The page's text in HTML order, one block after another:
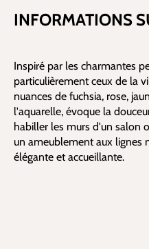
INFORMATIONS
Inspiré par les charmantes
particulièrement ceux de la
nuances de fuchsia, rose,
l'aquarelle, évoque la
habiller les murs d'un salon
un ameublement aux lignes
élégante et accueillante.